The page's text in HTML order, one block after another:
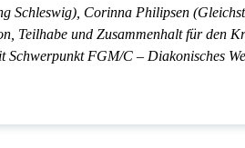
Schleswig), Corinna Philipsen
Teilhabe und Zusammenhalt für den
FGM/C – Diakonisches